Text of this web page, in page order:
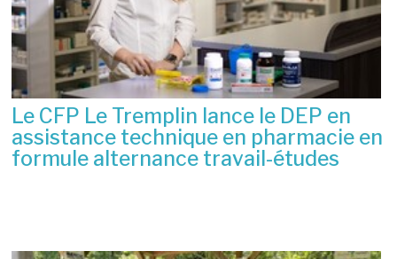
Le CFP Le Tremplin lance le DEP en
assistance technique en pharmacie en
formule alternance travail-études